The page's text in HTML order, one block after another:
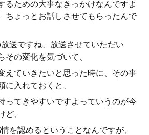
るための大事なきっかけなんですよ
ちょっとお話しさせてもらったんで
送ですね、放送させていただい
その変化を気づいて、
えていきたいと思った時に、その事
に入れておくと、
ってきやすいですよっていうのが今
ど、
を認めるということなんですが、